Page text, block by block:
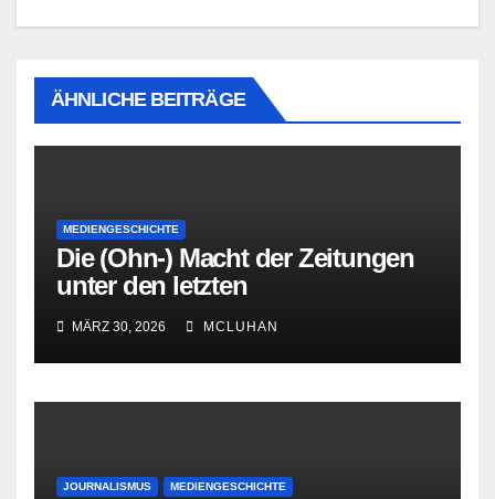
ÄHNLICHE BEITRÄGE
MEDIENGESCHICHTE
Die (Ohn-) Macht der Zeitungen
unter den letzten
Bourbonenkönigen
MÄRZ 30, 2026 MCLUHAN
JOURNALISMUS MEDIENGESCHICHTE